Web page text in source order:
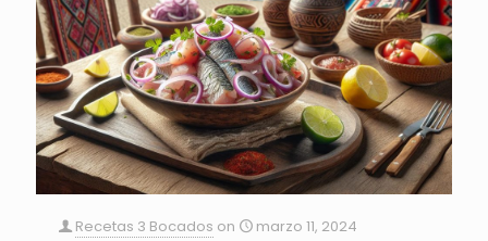
Recetas 3 Bocados on
marzo 11, 2024